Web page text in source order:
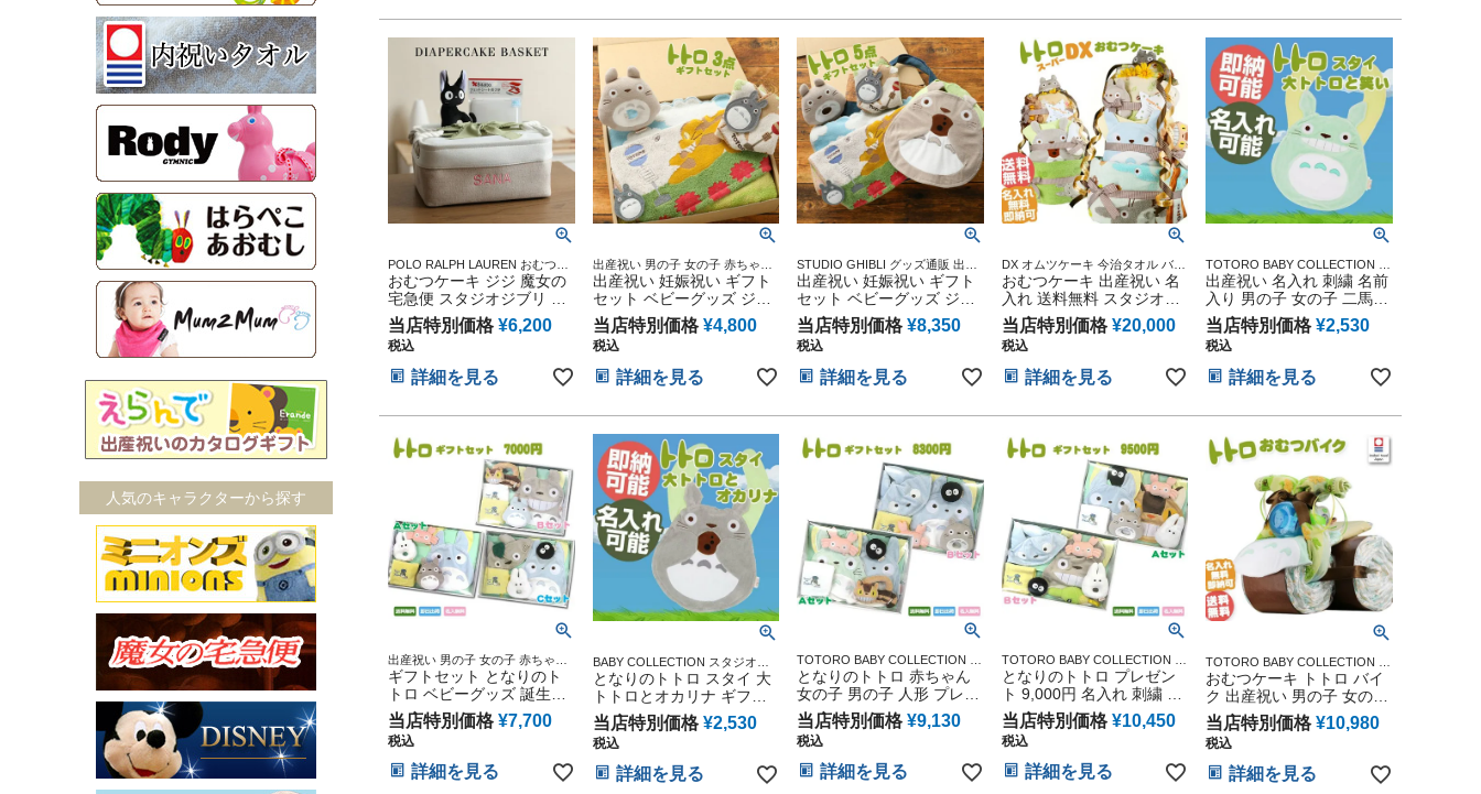
人気のキャラクターから探す
タイン 七五三 初節句 子供
の日 ギフトセット 人気 端
午の節句 ひな祭り
レンタイン 七五三 初節句
子供の日 ギフトセット 人
気 端午の節句 ひな祭り
ス ハロウィン バレンタイ
ン 七五三 初節句 子供の日
ギフトセット 人気 端午の
節句 ひな祭り 男の子 女の
レンタイン 七五三 初節句
子供の日 ギフトセット 人
気 端午の節句 ひな祭り 男
の子 女の子
POLO RALPH LAUREN おむつボ
ックス お試し ずっと使える 長く
使える 実用品 便利 御出産祝い 人
気 ママ用品 子育て Baby shower
贈り物 小物 可愛い 人気 流行 誕生
日 出産記念 妊娠祝い
おむつケーキ ジジ 魔女の
宅急便 スタジオジブリ ラ
ルフローレン 出産祝い ギ
フトセット バスケット ボ
ックス ストッカー ストレ
ージ 男の子 女の子 赤ちゃ
ん POLO RALPH LAUREN
クス 赤ちゃん 子供 クリス
マス ハロウィン バレンタ
イン 七五三 初節句 子供の
日 ギフトセット 端午の節
当店特別価格 ¥6,200
税込
詳細を見る
出産祝い 男の子 女の子 赤ちゃん
ギフトセット ベビーグッズ ジブ
リグッズ
出産祝い 妊娠祝い ギフト
セット ベビーグッズ ジブ
リグッズ ぬいぐるみ とな
りのトトロ プレゼント 人
形 二馬力 思い出 赤ちゃん
子供 出産 フォト ベイビー
クリスマス ハロウィン バ
子供の日 ギフトセット 人
気 端午の節句 ひな祭り 男
の子 女の子
当店特別価格 ¥4,800
税込
詳細を見る
STUDIO GHIBLI グッズ通販 出産
記念 小物 マタニティ 妊婦ママ 御
出産祝い 妊娠祝い 誕生日祝い 御
祝い 記念日 ハーフバースデー
出産祝い 妊娠祝い ギフト
セット ベビーグッズ ジブ
リグッズ ぬいぐるみ とな
りのトトロ プレゼント 人
形 二馬力 思い出 赤ちゃん
子供 出産 フォト ベイビー
クリスマス ハロウィン バ
子供の日 ギフトセット 人
気 端午の節句 ひな祭り 男
の子 女の子
当店特別価格 ¥8,350
税込
詳細を見る
DX オムツケーキ 今治タオル バス
タオル 男の子 女の子 ギフト キャ
ラクター ダイパーケーキ 豪華 赤
ちゃん インスタ
おむつケーキ 出産祝い 名
入れ 送料無料 スタジオジ
ブリ 二馬力 となりのトト
ロ 思い出 赤ちゃん 子供
出産 マタニティ フォト パ
パ ママ ベイビー お父さん
お母さん クリスマス ハロ
三 初節句 子供の日 ギフト
セット 人気 端午の節句 ひ
な祭り 男の子 女の子
当店特別価格 ¥20,000
税込
詳細を見る
TOTORO BABY COLLECTION ス
タジオジブリ アニメ キャラクタ
ー 出産記念 御出産祝い 誕生日祝
い 新入学 入園 応援 雑貨 通販
出産祝い 名入れ 刺繍 名前
入り 男の子 女の子 二馬力
となりのトトロ スタイ 大
トトロ 笑い ギフトセット
当店特別価格 ¥2,530
税込
詳細を見る
出産祝い 男の子 女の子 赤ちゃん
ギフトセット ベビーグッズ ジブ
リグッズ
ギフトセット となりのト
トロ ベビーグッズ 誕生日
祝い プレゼント
当店特別価格 ¥7,700
税込
詳細を見る
BABY COLLECTION スタジオジ
ブリ アニメ キャラクター 出産記
念 御出産祝い 誕生日祝い 新入学
入園 応援 雑貨 通販
となりのトトロ スタイ 大
トトロとオカリナ ギフト
セット
当店特別価格 ¥2,530
税込
詳細を見る
TOTORO BABY COLLECTION ス
タジオジブリ アニメ キャラクタ
ー 出産記念 御出産祝い 誕生日祝
い 新入学 入園 応援 雑貨 通販
となりのトトロ 赤ちゃん
女の子 男の子 人形 プレゼ
ント 7,800円 ギフトセッ
ト
当店特別価格 ¥9,130
税込
詳細を見る
TOTORO BABY COLLECTION ス
タジオジブリ アニメ キャラクタ
ー 出産記念 御出産祝い 誕生日祝
い 新入学 入園 応援 雑貨 通販
となりのトトロ プレゼン
ト 9,000円 名入れ 刺繍 名
前入り
当店特別価格 ¥10,450
税込
詳細を見る
TOTORO BABY COLLECTION ス
タジオジブリ アニメ キャラクタ
ー 出産記念 御出産祝い 誕生日祝
い
おむつケーキ トトロ バイ
ク 出産祝い 男の子 女の子
思い出 赤ちゃん 子供 出産
マタニティ マタニティフ
ォト パパ ママ ベイビー
お父さん お母さん クリス
マス ハロウィン バレンタ
当店特別価格 ¥10,980
税込
詳細を見る